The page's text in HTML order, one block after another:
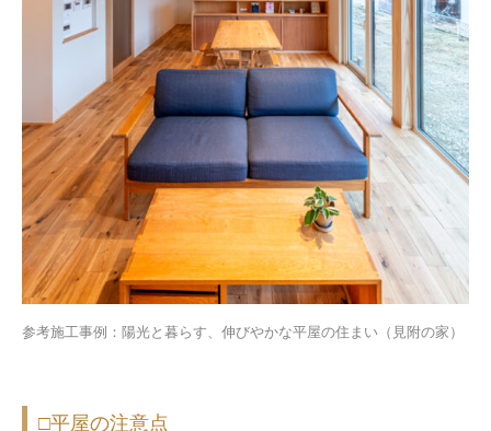
参考施工事例：陽光と暮らす、伸びやかな平屋の住まい（見附の家）
□平屋の注意点